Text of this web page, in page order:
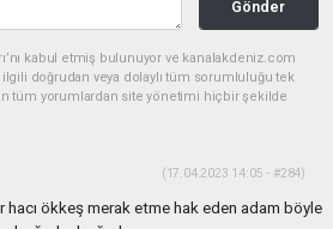
Gönder
kabul etmiş bulunuyor ve kanalakdeniz.com
ilgili doğrudan veya dolaylı tüm sorumluluğu tek
tüm yorumlardan site yönetimi hiçbir şekilde
(17.04.2023 14:05 - #284)
ökkeş merak etme hak eden adam böyle